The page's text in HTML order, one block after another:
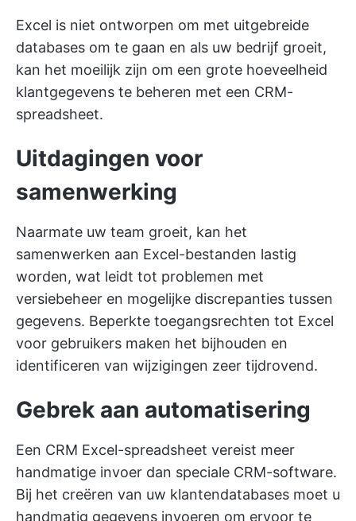
Excel is niet ontworpen om met uitgebreide
databases om te gaan en als uw bedrijf groeit,
kan het moeilijk zijn om een grote hoeveelheid
klantgegevens te beheren met een CRM-
spreadsheet.
Uitdagingen voor
samenwerking
Naarmate uw team groeit, kan het
samenwerken aan Excel-bestanden lastig
worden, wat leidt tot problemen met
versiebeheer en mogelijke discrepanties tussen
gegevens. Beperkte toegangsrechten tot Excel
voor gebruikers maken het bijhouden en
identificeren van wijzigingen zeer tijdrovend.
Gebrek aan automatisering
Een CRM Excel-spreadsheet vereist meer
handmatige invoer dan speciale CRM-software.
Bij het creëren van uw klantendatabases moet u
handmatig gegevens invoeren om ervoor te